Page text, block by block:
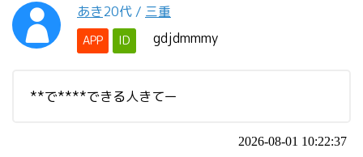
あき20代 / 三重
APP ID gdjdmmmy
**で****できる人きてー
2026-08-01 10:22:37